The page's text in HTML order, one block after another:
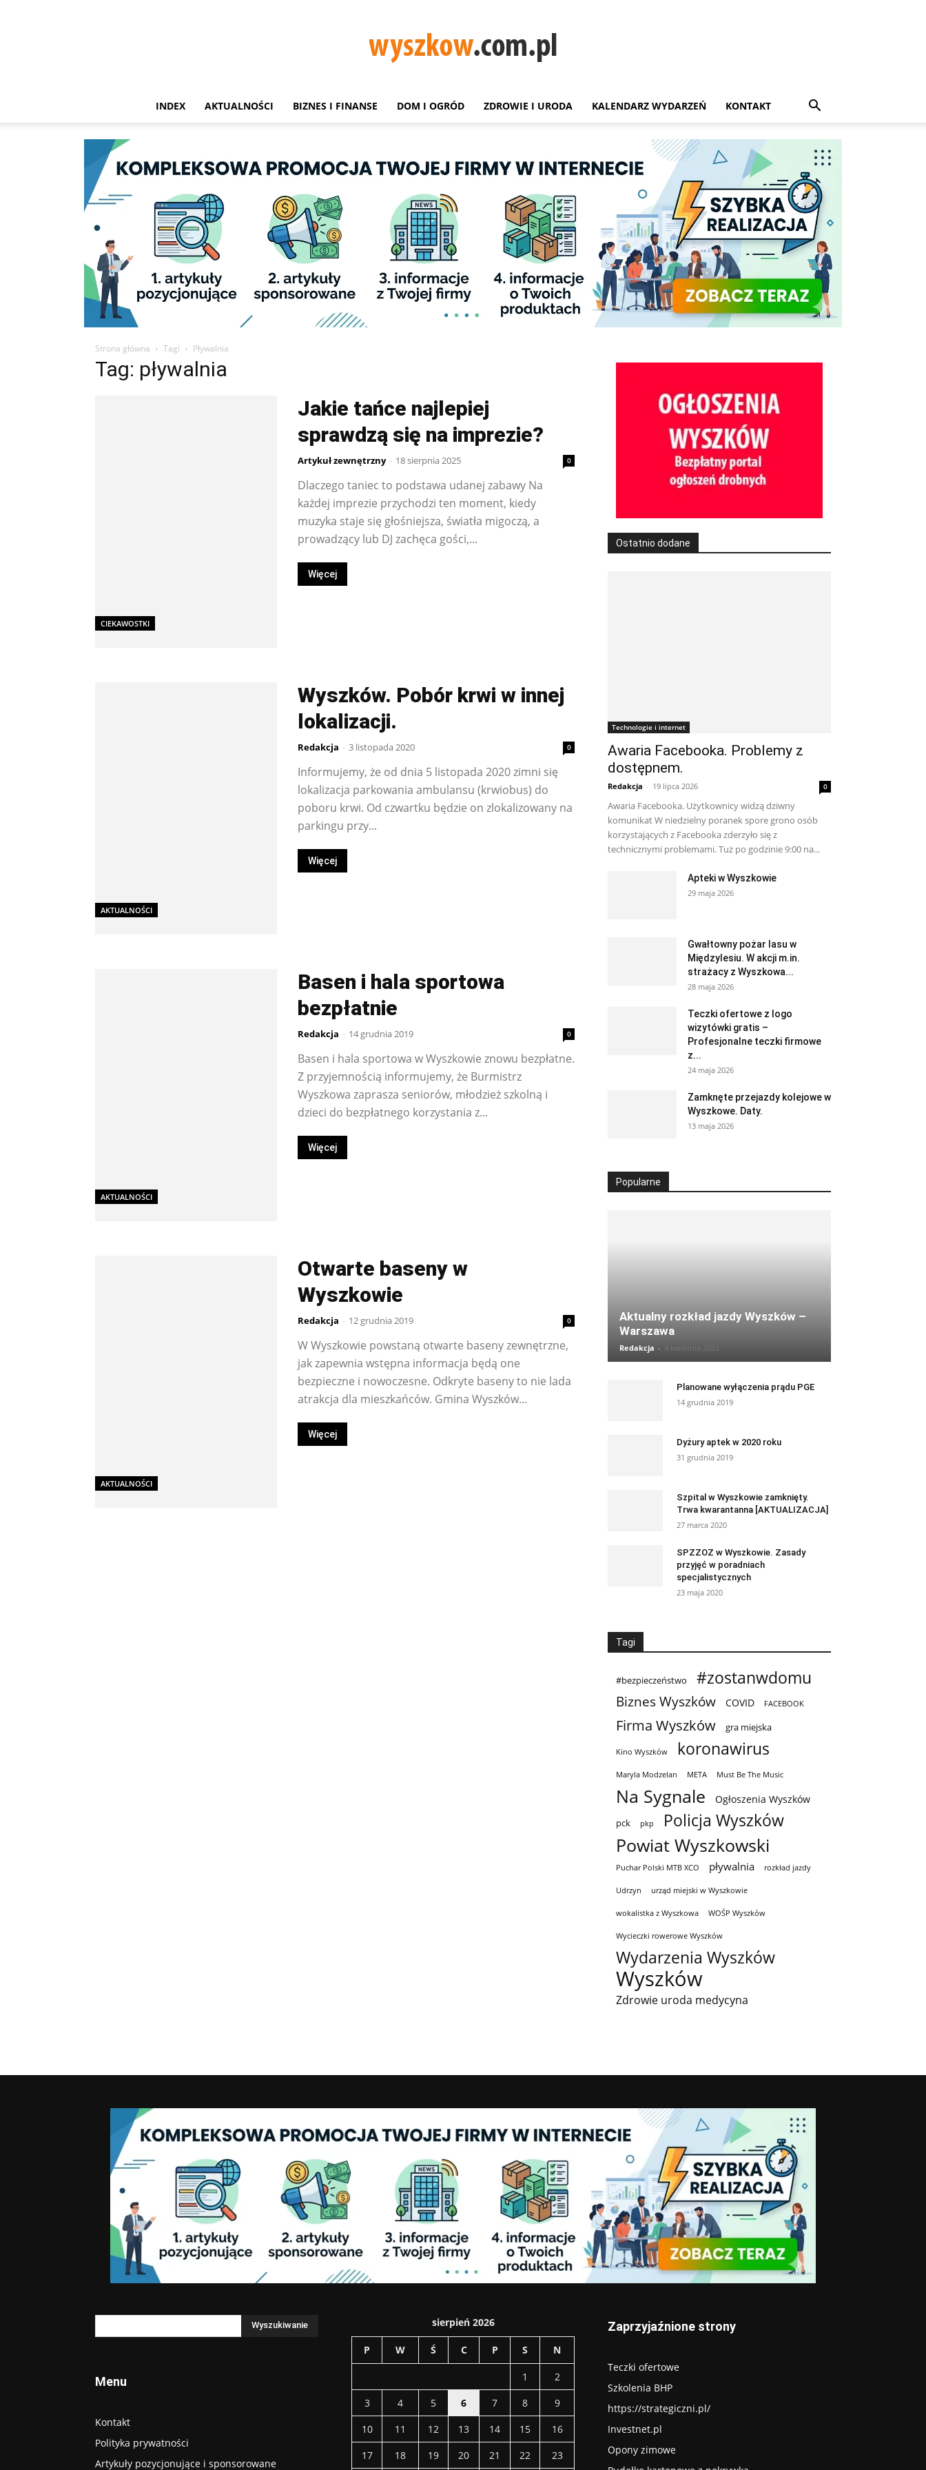
INDEX AKTUALNOŚCI BIZNES I FINANSE DOM I OGRÓD ZDROWIE I URODA KALENDARZ WYDARZEŃ KONTAKT
Strona główna Tagi Pływalnia
Tag: pływalnia
CIEKAWOSTKI
Jakie tańce najlepiej
sprawdzą się na imprezie?
Artykuł zewnętrzny - 18 sierpnia 2025 0
Dlaczego taniec to podstawa udanej zabawy Na
każdej imprezie przychodzi ten moment, kiedy
muzyka staje się głośniejsza, światła migoczą, a
prowadzący lub DJ zachęca gości,...
Więcej
AKTUALNOŚCI
Wyszków. Pobór krwi w innej
lokalizacji.
Redakcja - 3 listopada 2020 0
Informujemy, że od dnia 5 listopada 2020 zimni się
lokalizacja parkowania ambulansu (krwiobus) do
poboru krwi. Od czwartku będzie on zlokalizowany na
parkingu przy...
Więcej
AKTUALNOŚCI
Basen i hala sportowa
bezpłatnie
Redakcja - 14 grudnia 2019 0
Basen i hala sportowa w Wyszkowie znowu bezpłatne.
Z przyjemnością informujemy, że Burmistrz
Wyszkowa zaprasza seniorów, młodzież szkolną i
dzieci do bezpłatnego korzystania z...
Więcej
AKTUALNOŚCI
Otwarte baseny w
Wyszkowie
Redakcja - 12 grudnia 2019 0
W Wyszkowie powstaną otwarte baseny zewnętrzne,
jak zapewnia wstępna informacja będą one
bezpieczne i nowoczesne. Odkryte baseny to nie lada
atrakcja dla mieszkańców. Gmina Wyszków...
Więcej
Ostatnio dodane
Technologie i internet
Awaria Facebooka. Problemy z
dostępnem.
Redakcja - 19 lipca 2026 0
Awaria Facebooka. Użytkownicy widzą dziwny
komunikat W niedzielny poranek spore grono osób
korzystających z Facebooka zderzyło się z
technicznymi problemami. Tuż po godzinie 9:00 na...
Apteki w Wyszkowie
29 maja 2026
Gwałtowny pożar lasu w
Międzylesiu. W akcji m.in.
strażacy z Wyszkowa...
28 maja 2026
Teczki ofertowe z logo
wizytówki gratis –
Profesjonalne teczki firmowe
z...
24 maja 2026
Zamknęte przejazdy kolejowe w
Wyszkowe. Daty.
13 maja 2026
Popularne
Aktualny rozkład jazdy Wyszków –
Warszawa
Redakcja - 4 kwietnia 2022
Planowane wyłączenia prądu PGE
14 grudnia 2019
Dyżury aptek w 2020 roku
31 grudnia 2019
Szpital w Wyszkowie zamknięty.
Trwa kwarantanna [AKTUALIZACJA]
27 marca 2020
SPZZOZ w Wyszkowie. Zasady
przyjęć w poradniach
specjalistycznych
23 maja 2020
Tagi
#bezpieczeństwo #zostanwdomu
Biznes Wyszków COVID FACEBOOK
Firma Wyszków gra miejska
Kino Wyszków koronawirus
Maryla Modzelan META Must Be The Music
Na Sygnale Ogłoszenia Wyszków
pck pkp Policja Wyszków
Powiat Wyszkowski
Puchar Polski MTB XCO pływalnia rozkład jazdy
Udrzyn urząd miejski w Wyszkowie
wokalistka z Wyszkowa WOŚP Wyszków
Wycieczki rowerowe Wyszków
Wydarzenia Wyszków
Wyszków
Zdrowie uroda medycyna
Menu
Kontakt
Polityka prywatności
Artykuły pozycjonujące i sponsorowane
sierpień 2026
P W Ś C P S N
1
2
3
4 5 6 7 8
9
10
11 12 13 14 15
16
17
18 19 20 21 22 23
Zaprzyjaźnione strony
Teczki ofertowe
Szkolenia BHP
https://strategiczni.pl/
Investnet.pl
Opony zimowe